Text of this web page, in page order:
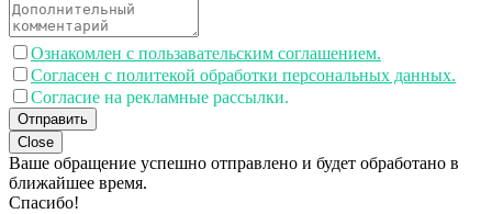
Ознакомлен с пользавательским соглашением.
Согласен с политекой обработки персональных данных.
Согласие на рекламные рассылки.
Отправить
Close
Ваше обращение успешно отправлено и будет обработано в
ближайшее время.
Спасибо!